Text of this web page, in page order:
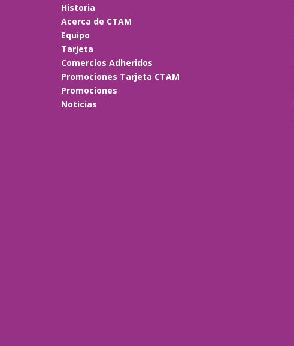
Historia
Acerca de CTAM
Equipo
Tarjeta
Comercios Adheridos
Promociones Tarjeta CTAM
Promociones
Noticias